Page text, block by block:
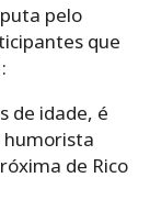
pelo
que
de idade, é
humorista
de Rico